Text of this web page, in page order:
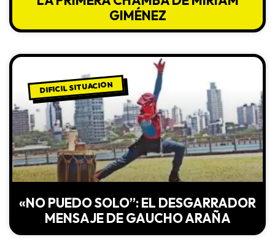
GIMÉNEZ
DIFICIL SITUACION
«NO PUEDO SOLO”: EL DESGARRADOR
MENSAJE DE GAUCHO ARAÑA